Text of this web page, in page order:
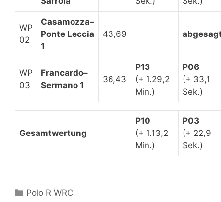
WP
02
Casamozza–
Ponte Leccia
1
43,69
WP
03
Francardo–
Sermano 1
36,43
P13
(+ 1.29,2
Min.)
P06
(+ 33,1
Sek.)
Gesamtwertung
P10
(+ 1.13,2
Min.)
P03
(+ 22,9
Sek.)
Kategorien
Polo R WRC